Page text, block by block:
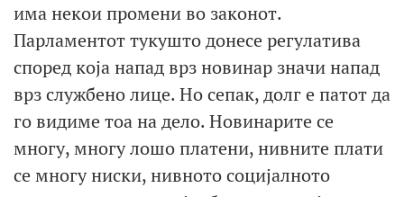
има некои промени во законот.
Парламентот тукушто донесе регулатива
според која напад врз новинар значи напад
врз службено лице. Но сепак, долг е патот да
го видиме тоа на дело. Новинарите се
многу, многу лошо платени, нивните плати
се многу ниски, нивното социјалното